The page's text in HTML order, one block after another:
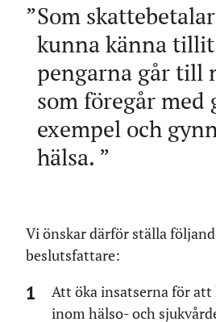
Som
kunna känna
pengarna går till
som föregår med
exempel och
hälsa.
Vi önskar därför ställa
beslutsfattare:
Att öka insatserna för
inom hälso- och